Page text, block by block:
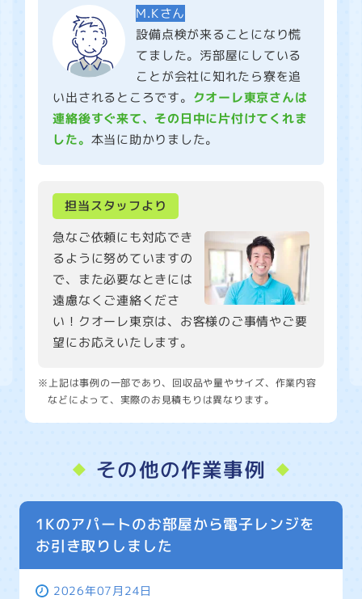
M.Kさん
設備点検が来ることになり慌
てました。汚部屋にしている
ことが会社に知れたら寮を追
い出されるところです。 クオーレ東京さんは
連絡後すぐ来て、その日中に片付けてくれま
した。 本当に助かりました。
担当スタッフより
急なご依頼にも対応でき
るように努めていますの
で、また必要なときには
遠慮なくご連絡くださ
い！クオーレ東京は、お客様のご事情やご要
望にお応えいたします。
※上記は事例の一部であり、回収品や量やサイズ、作業内容
などによって、実際のお見積もりは異なります。
その他の作業事例
1Kのアパートのお部屋から電子レンジを
お引き取りしました
2026年07月24日